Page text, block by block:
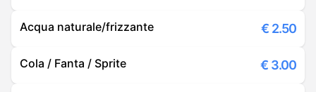
Acqua naturale/frizzante € 2.50
Cola / Fanta / Sprite € 3.00